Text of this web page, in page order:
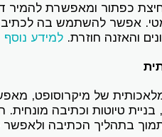
כפתור ומאפשרת
אפשר להשתמש בה
והאזנה חוזרת. למידע נוסף
טיוטות וכתיבה
בתהליך הכתיבה